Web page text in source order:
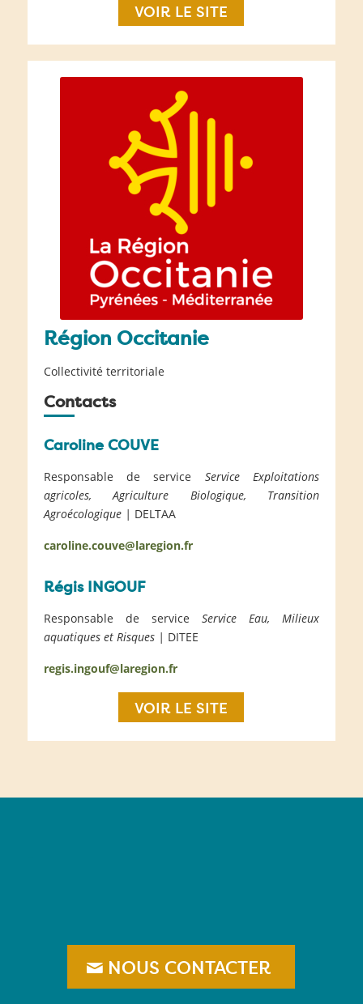
VOIR LE SITE
Région Occitanie
Collectivité territoriale
Contacts
Caroline COUVE
Responsable de service Service Exploitations
agricoles, Agriculture Biologique, Transition
Agroécologique | DELTAA
caroline.couve@laregion.fr
Régis INGOUF
Responsable de serviceService Eau, Milieux
aquatiques et Risques | DITEE
regis.ingouf@laregion.fr
VOIR LE SITE
NOUS CONTACTER